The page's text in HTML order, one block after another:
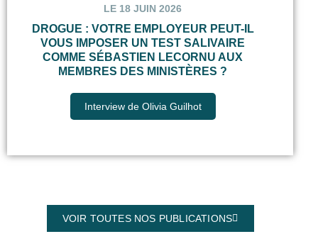
LE 18 JUIN 2026
DROGUE : VOTRE EMPLOYEUR PEUT-IL
VOUS IMPOSER UN TEST SALIVAIRE
COMME SÉBASTIEN LECORNU AUX
MEMBRES DES MINISTÈRES ?
Interview de Olivia Guilhot
VOIR TOUTES NOS PUBLICATIONS